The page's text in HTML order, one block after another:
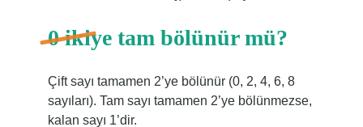
0 ikiye tam bölünür mü?
Çift sayı tamamen 2’ye bölünür (0, 2, 4, 6, 8
sayıları). Tam sayı tamamen 2’ye bölünmezse,
kalan sayı 1’dir.